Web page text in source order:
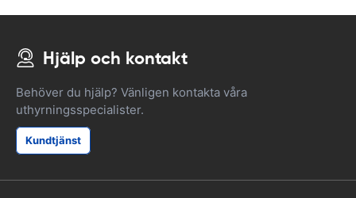
Hjälp och kontakt
Behöver du hjälp? Vänligen kontakta våra
uthyrningsspecialister.
Kundtjänst